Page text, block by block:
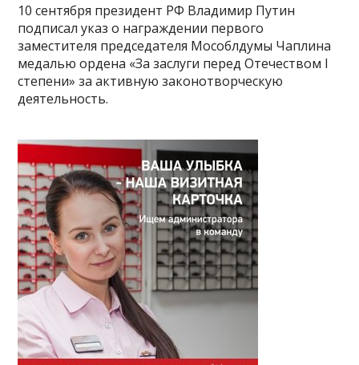
10 сентября президент РФ Владимир Путин
подписал указ о награждении первого
заместителя председателя Мособлдумы Чаплина
медалью ордена «За заслуги перед Отечеством I
степени» за активную законотворческую
деятельность.